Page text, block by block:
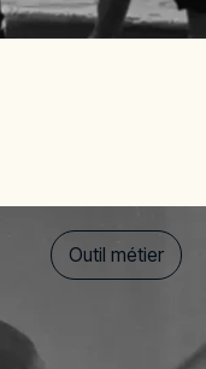
Outil métier